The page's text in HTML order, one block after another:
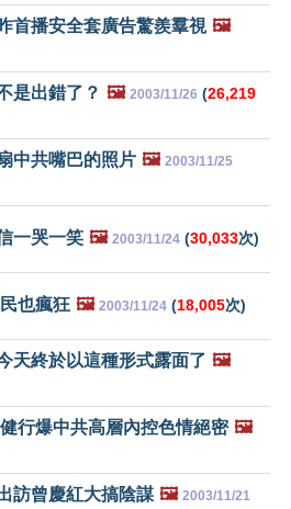
首播安全套廣告驚羨羣視 🖼️
是出錯了？ 🖼️ 2003/11/26 (26,219
中共嘴巴的照片 🖼️ 2003/11/25
一哭一笑 🖼️ 2003/11/24 (30,033次)
也瘋狂 🖼️ 2003/11/24 (18,005次)
天終於以這種形式露面了 🖼️
行爆中共高層內控色情絕密 🖼️
訪曾慶紅大搞陰謀 🖼️ 2003/11/21